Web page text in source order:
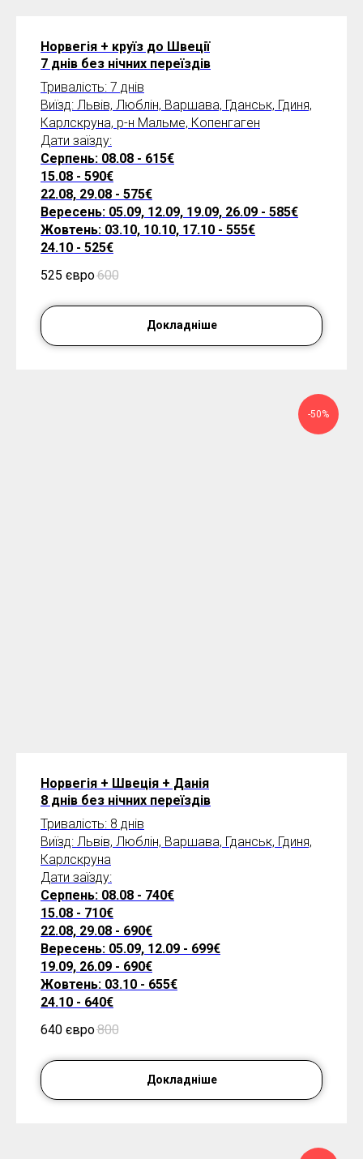
Норвегія + круїз до Швеції
7 днів без нічних переїздів
Тривалість: 7 днів
Виїзд: Львів, Люблін, Варшава, Гданськ, Гдиня,
Карлскруна, р-н Мальме, Копенгаген
Дати заїзду:
Серпень: 08.08 - 615€
15.08 - 590€
22.08, 29.08 - 575€
Вересень: 05.09, 12.09, 19.09, 26.09 - 585€
Жовтень: 03.10, 10.10, 17.10 - 555€
24.10 - 525€
525 євро600
Докладніше
-50%
Норвегія + Швеція + Данія
8 днів без нічних переїздів
Тривалість: 8 днів
Виїзд: Львів, Люблін, Варшава, Гданськ, Гдиня,
Карлскруна
Дати заїзду:
Серпень: 08.08 - 740€
15.08 - 710€
22.08, 29.08 - 690€
Вересень: 05.09, 12.09 - 699€
19.09, 26.09 - 690€
Жовтень: 03.10 - 655€
24.10 - 640€
640 євро800
Докладніше